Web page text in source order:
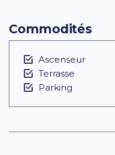
Commodités
Ascenseur
Terrasse
Parking